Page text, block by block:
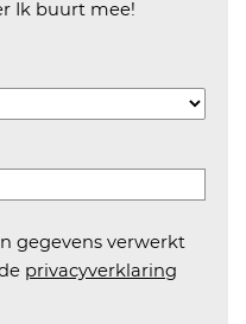
Ik buurt mee!
om informatie over
gegevens verwerkt
privacyverklaring